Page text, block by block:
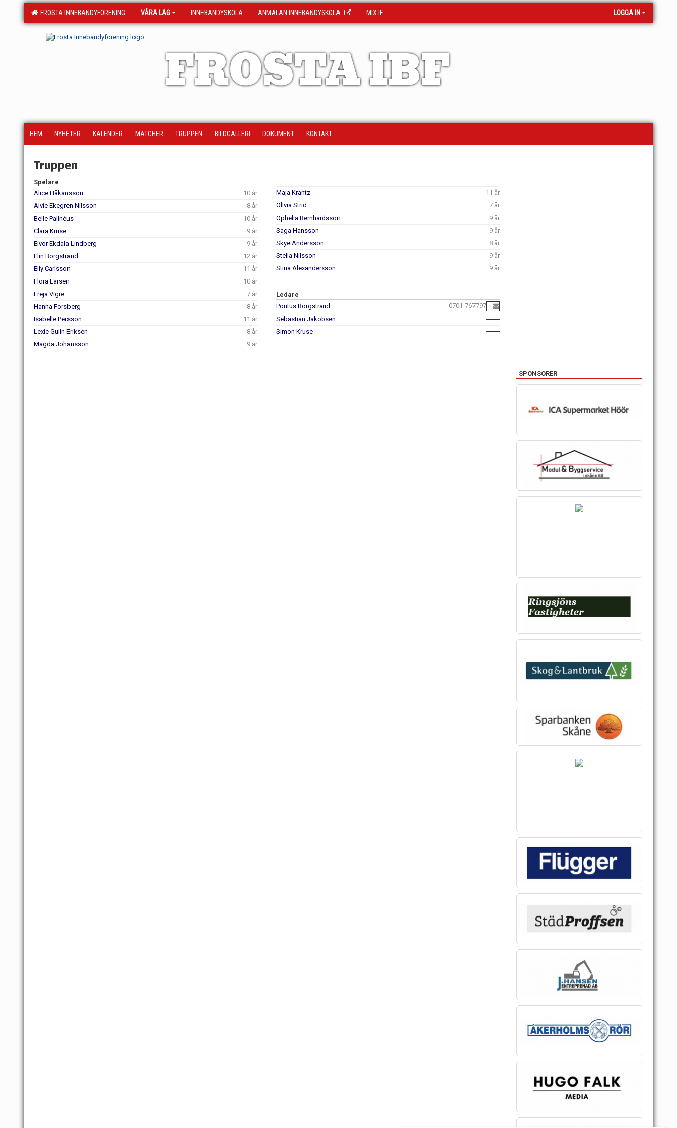
FROSTA INNEBANDYFÖRENING VÅRA LAG INNEBANDYSKOLA ANMÄLAN INNEBANDYSKOLA MIX IF LOGGA IN
FROSTA IBF
HEM NYHETER KALENDER MATCHER TRUPPEN BILDGALLERI DOKUMENT KONTAKT
Truppen
Spelare
Alice Håkansson
10 år
Alvie Ekegren Nilsson
8 år
Belle Pallnéus
10 år
Clara Kruse
9 år
Eivor Ekdala Lindberg
9 år
Elin Borgstrand
12 år
Elly Carlsson
11 år
Flora Larsen
10 år
Freja Vigre
7 år
Hanna Forsberg
8 år
Isabelle Persson
11 år
Lexie Gulin Eriksen
8 år
Magda Johansson
9 år
Maja Krantz
11 år
Olivia Strid
7 år
Ophelia Bernhardsson
9 år
Saga Hansson
9 år
Skye Andersson
8 år
Stella Nilsson
9 år
Stina Alexandersson
9 år
Ledare
Pontus Borgstrand
0701-767797
Sebastian Jakobsen
Simon Kruse
SPONSORER